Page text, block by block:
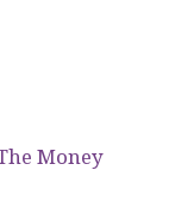
Money